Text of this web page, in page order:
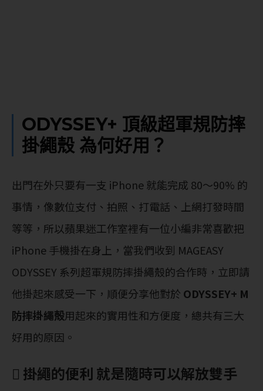
ODYSSEY+ 頂級超軍規防摔
掛繩殼 為何好用？
出門在外只要有一支 iPhone 就能完成 80～90% 的
事情，像數位支付、拍照、打電話、上網打發時間
等等，所以蘋果迷工作室裡有一位小編非常喜歡把
iPhone 手機掛在身上，當我們收到 MAGEASY
ODYSSEY 系列超軍規防摔掛繩殼的合作時，立即請
他掛起來感受一下，順便分享他對於 ODYSSEY+ M
防摔掛繩殻用起來的實用性和方便度，總共有三大
好用的原因。
 掛繩的便利 就是隨時可以解放雙手